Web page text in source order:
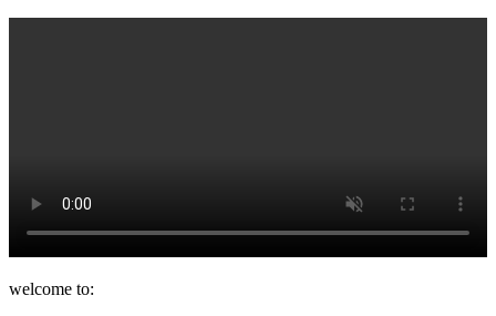
welcome to: